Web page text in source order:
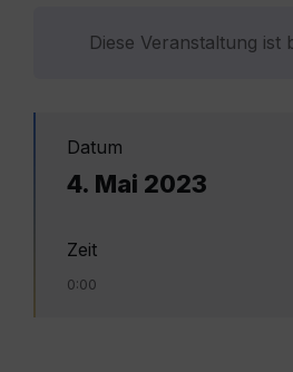
Diese Veranstaltung ist
Datum
4. Mai 2023
Zeit
0:00